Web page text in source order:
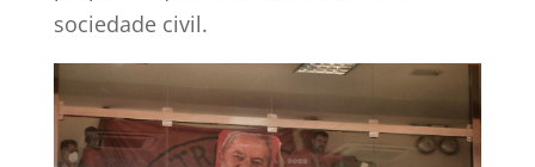
sociedade civil.